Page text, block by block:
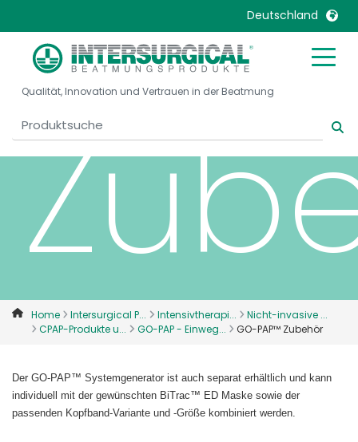
Deutschland
United Kingdom
United States
Belgique, Français
Canada, English
Canada, Français
China
Denmark
Deutschland
France
Italia
Mexico
Nederlands
Russia
Sweden
International English
Qualität, Innovation und Vertrauen in der Beatmung
Home Intersurgical P... Intensivtherapi...
Nicht-invasive ...
CPAP-Produkte u...
GO-PAP - Einweg... GO-PAP™ Zubehör
Der GO-PAP™ Systemgenerator ist auch separat erhältlich und kann
individuell mit der gewünschten BiTrac™ ED Maske sowie der
passenden Kopfband-Variante und -Größe kombiniert werden.